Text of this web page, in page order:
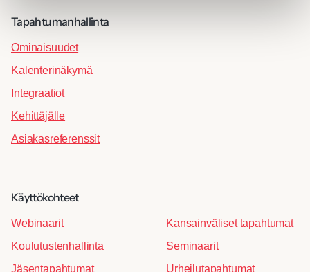
Tapahtumanhallinta
Ominaisuudet
Kalenterinäkymä
Integraatiot
Kehittäjälle
Asiakasreferenssit
Käyttökohteet
Webinaarit
Koulutustenhallinta
Jäsentapahtumat
Kansainväliset tapahtumat
Seminaarit
Urheilutapahtumat